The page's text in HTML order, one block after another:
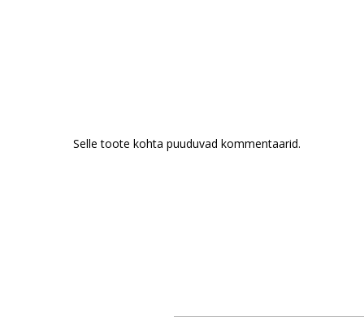
Selle toote kohta puuduvad kommentaarid.